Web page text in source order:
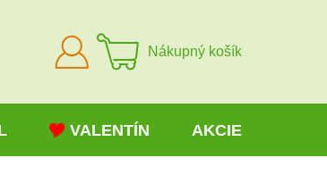
Prihlásiť
sa
Nákupný košík
VALENTÍN AKCIE